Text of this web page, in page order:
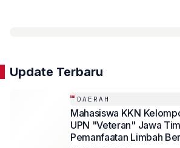
Update Terbaru
DAERAH
Mahasiswa KKN
UPN "Veteran" Jawa
Pemanfaatan Limbah